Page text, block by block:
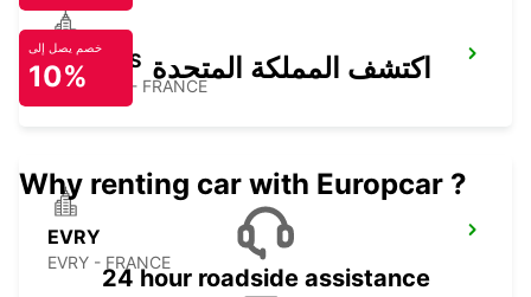
BOURGES
BOURGES - FRANCE
EVRY
EVRY - FRANCE
خصم يصل إلى
10% اكتشف المملكة المتحدة
Why renting car with Europcar ?
24 hour roadside assistance